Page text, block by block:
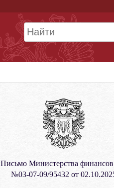
Письмо Министерства
№03-07-09/95432 от